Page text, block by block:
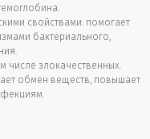
свойствами: помогает
бактериального,
числе злокачественных.
обмен веществ, повышает